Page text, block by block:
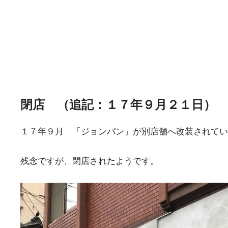
閉店 （追記：１７年９月２１日）
１７年９月 「ジョンパン」が別店舗へ改装されて
残念ですが、閉店されたようです。